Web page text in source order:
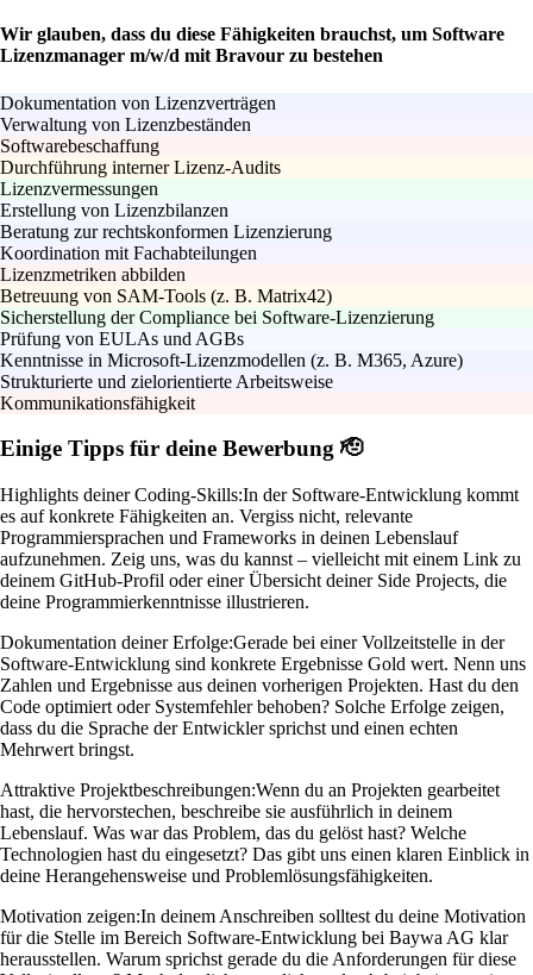
Wir glauben, dass du diese Fähigkeiten brauchst, um Software
Lizenzmanager m/w/d mit Bravour zu bestehen
Dokumentation von Lizenzverträgen
Verwaltung von Lizenzbeständen
Softwarebeschaffung
Durchführung interner Lizenz-Audits
Lizenzvermessungen
Erstellung von Lizenzbilanzen
Beratung zur rechtskonformen Lizenzierung
Koordination mit Fachabteilungen
Lizenzmetriken abbilden
Betreuung von SAM-Tools (z. B. Matrix42)
Sicherstellung der Compliance bei Software-Lizenzierung
Prüfung von EULAs und AGBs
Kenntnisse in Microsoft-Lizenzmodellen (z. B. M365, Azure)
Strukturierte und zielorientierte Arbeitsweise
Kommunikationsfähigkeit
Einige Tipps für deine Bewerbung 🫡
Highlights deiner Coding-Skills:In der Software-Entwicklung kommt
es auf konkrete Fähigkeiten an. Vergiss nicht, relevante
Programmiersprachen und Frameworks in deinen Lebenslauf
aufzunehmen. Zeig uns, was du kannst – vielleicht mit einem Link zu
deinem GitHub-Profil oder einer Übersicht deiner Side Projects, die
deine Programmierkenntnisse illustrieren.
Dokumentation deiner Erfolge:Gerade bei einer Vollzeitstelle in der
Software-Entwicklung sind konkrete Ergebnisse Gold wert. Nenn uns
Zahlen und Ergebnisse aus deinen vorherigen Projekten. Hast du den
Code optimiert oder Systemfehler behoben? Solche Erfolge zeigen,
dass du die Sprache der Entwickler sprichst und einen echten
Mehrwert bringst.
Attraktive Projektbeschreibungen:Wenn du an Projekten gearbeitet
hast, die hervorstechen, beschreibe sie ausführlich in deinem
Lebenslauf. Was war das Problem, das du gelöst hast? Welche
Technologien hast du eingesetzt? Das gibt uns einen klaren Einblick in
deine Herangehensweise und Problemlösungsfähigkeiten.
Motivation zeigen:In deinem Anschreiben solltest du deine Motivation
für die Stelle im Bereich Software-Entwicklung bei Baywa AG klar
herausstellen. Warum sprichst gerade du die Anforderungen für diese